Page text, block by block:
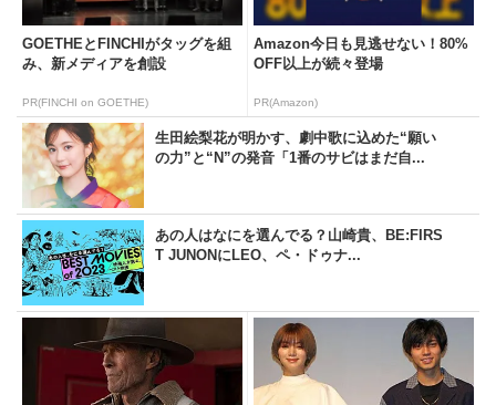
GOETHEとFINCHIがタッグを組
み、新メディアを創設
PR(FINCHI on GOETHE)
Amazon今日も見逃せない！80%
OFF以上が続々登場
PR(Amazon)
生田絵梨花が明かす、劇中歌に込めた“願い
の力”と“N”の発音「1番のサビはまだ自...
あの人はなにを選んでる？山崎貴、BE:FIRS
T JUNONにLEO、ペ・ドゥナ...